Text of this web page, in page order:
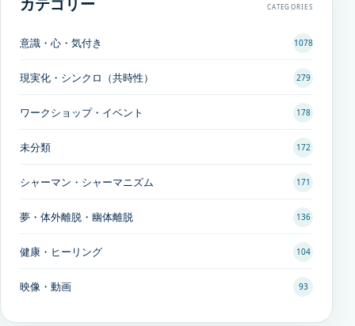
カテゴリー CATEGORIES
意識・心・気付き 1078
現実化・シンクロ（共時性） 279
ワークショップ・イベント 178
未分類 172
シャーマン・シャーマニズム 171
夢・体外離脱・幽体離脱 136
健康・ヒーリング 104
映像・動画 93